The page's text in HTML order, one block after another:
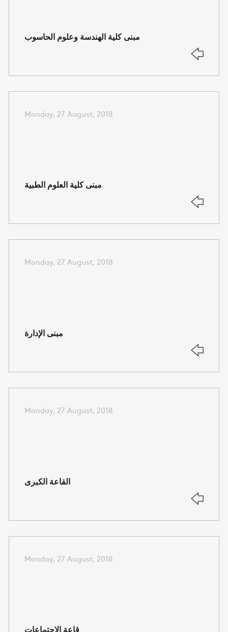
مبنى كلية الهندسة وعلوم الحاسوب
Monday, 27 August, 2018
مبنى كلية العلوم الطبية
Monday, 27 August, 2018
مبنى الإدارة
Monday, 27 August, 2018
القاعة الكبرى
Monday, 27 August, 2018
قاعة الاجتماعات